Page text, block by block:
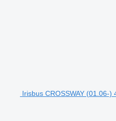
Irisbus CROSSWAY (01.06-